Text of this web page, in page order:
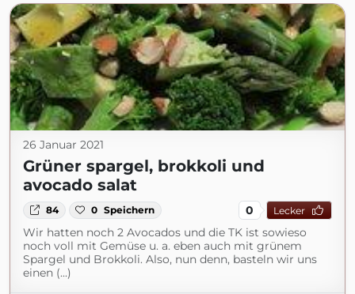
26 Januar 2021
Grüner spargel, brokkoli und
avocado salat
84 0 Speichern 0 Lecker
Wir hatten noch 2 Avocados und die TK ist sowieso
noch voll mit Gemüse u. a. eben auch mit grünem
Spargel und Brokkoli. Also, nun denn, basteln wir uns
einen (...)